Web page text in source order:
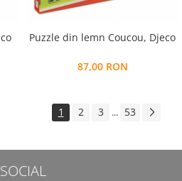
Puzzle din lemn Coucou, Djeco
87,00 RON
1 2 3 ... 53
SOCIAL